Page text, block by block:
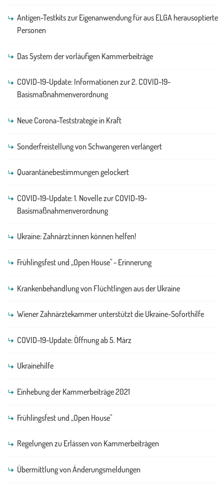
Antigen-Testkits zur Eigenanwendung für aus ELGA herausoptierte
Personen
Das System der vorläufigen Kammerbeiträge
COVID-19-Update: Informationen zur 2. COVID-19-
Basismaßnahmenverordnung
Neue Corona-Teststrategie in Kraft
Sonderfreistellung von Schwangeren verlängert
Quarantänebestimmungen gelockert
COVID-19-Update: 1. Novelle zur COVID-19-
Basismaßnahmenverordnung
Ukraine: Zahnärzt:innen können helfen!
Frühlingsfest und „Open House" - Erinnerung
Krankenbehandlung von Flüchtlingen aus der Ukraine
Wiener Zahnärztekammer unterstützt die Ukraine-Soforthilfe
COVID-19-Update: Öffnung ab 5. März
Ukrainehilfe
Einhebung der Kammerbeiträge 2021
Frühlingsfest und „Open House"
Regelungen zu Erlässen von Kammerbeiträgen
Übermittlung von Änderungsmeldungen